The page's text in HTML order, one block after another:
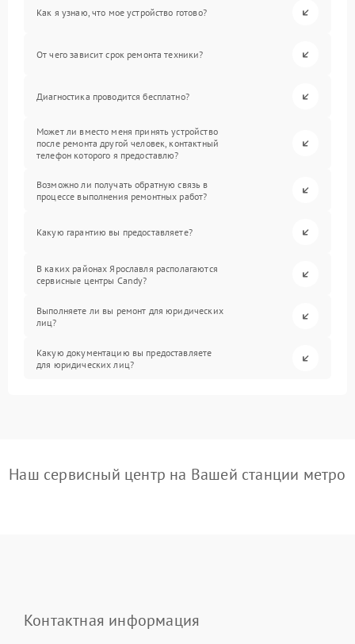
Как я узнаю, что мое устройство готово?
От чего зависит срок ремонта техники?
Диагностика проводится бесплатно?
Может ли вместо меня принять устройство
после ремонта другой человек, контактный
телефон которого я предоставлю?
Возможно ли получать обратную связь в
процессе выполнения ремонтных работ?
Какую гарантию вы предоставляете?
В каких районах Ярославля располагаются
сервисные центры Candy?
Выполняете ли вы ремонт для юридических
лиц?
Какую документацию вы предоставляете
для юридических лиц?
Наш сервисный центр на Вашей станции метро
Контактная информация